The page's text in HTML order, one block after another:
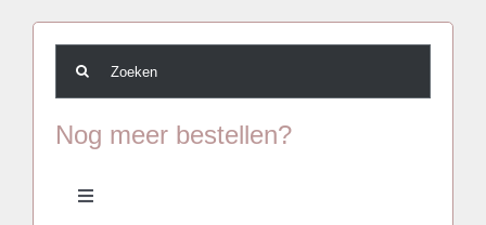
naar:
Nog meer bestellen?
Toggle